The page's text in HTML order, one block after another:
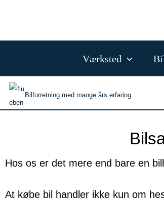
Værksted
Bilforretning med mange års erfaring
Hos os er det mere end bare en
At købe bil handler ikke kun om